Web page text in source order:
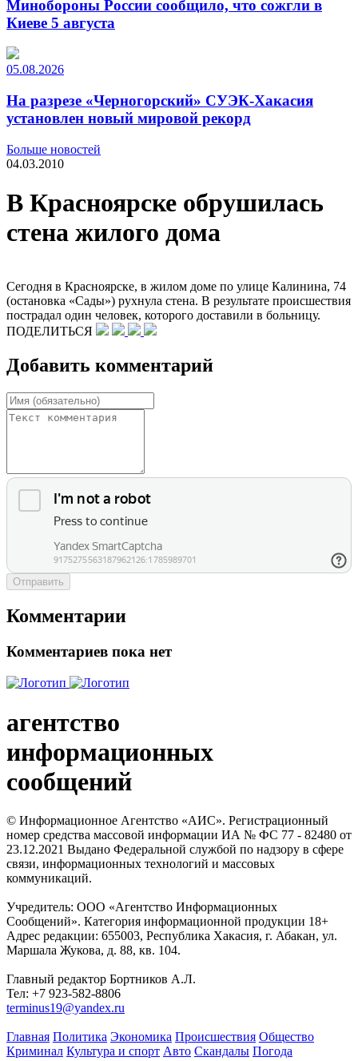
Минобороны России сообщило, что сожгли в
Киеве 5 августа
05.08.2026
На разрезе «Черногорский» СУЭК-Хакасия
установлен новый мировой рекорд
Больше новостей
04.03.2010
В Красноярске обрушилась
стена жилого дома
Сегодня в Красноярске, в жилом доме по улице Калинина, 74
(остановка «Сады») рухнула стена. В результате происшествия
пострадал один человек, которого доставили в больницу.
ПОДЕЛИТЬСЯ
Добавить комментарий
Отправить
Комментарии
Комментариев пока нет
агентство
информационных
сообщений
© Информационное Агентство «АИС». Регистрационный
номер средства массовой информации ИА № ФС 77 - 82480 от
23.12.2021 Выдано Федеральной службой по надзору в сфере
связи, информационных технологий и массовых
коммуникаций.
Учредитель: ООО «Агентство Информационных
Сообщений». Категория информационной продукции 18+
Адрес редакции: 655003, Республика Хакасия, г. Абакан, ул.
Маршала Жукова, д. 88, кв. 104.
Главный редактор Бортников А.Л.
Тел: +7 923-582-8806
terminus19@yandex.ru
Главная Политика Экономика Происшествия Общество
Криминал Культура и спорт Авто Скандалы Погода